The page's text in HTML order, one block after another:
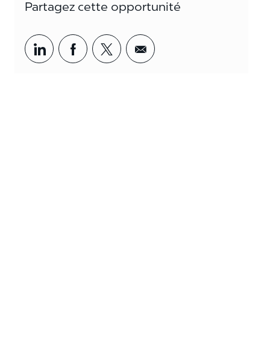
Partagez cette opportunité
Partager par LinkedIn
Partager par Facebook
<span<span